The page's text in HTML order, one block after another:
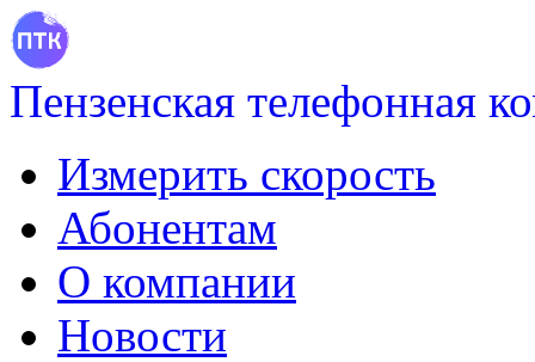
Пензенская телефонная
Измерить скорость
Абонентам
О компании
Новости